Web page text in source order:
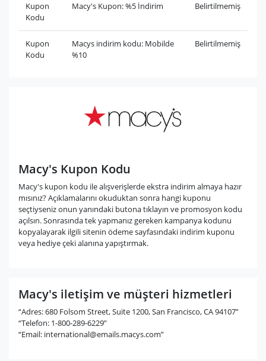
Kupon
Kodu
Macy's Kupon: %5 İndirim Belirtilmemiş
Kupon
Kodu
Macys indirim kodu: Mobilde
%10
Belirtilmemiş
Macy's Kupon Kodu
Macy's kupon kodu ile alışverişlerde ekstra indirim almaya hazır
mısınız? Açıklamalarını okuduktan sonra hangi kuponu
seçtiyseniz onun yanındaki butona tıklayın ve promosyon kodu
açılsın. Sonrasında tek yapmanız gereken kampanya kodunu
kopyalayarak ilgili sitenin ödeme sayfasındaki indirim kuponu
veya hediye çeki alanına yapıştırmak.
Macy's iletişim ve müşteri hizmetleri
“Adres: 680 Folsom Street, Suite 1200, San Francisco, CA 94107”
“Telefon: 1-800-289-6229”
“Email: international@emails.macys.com”